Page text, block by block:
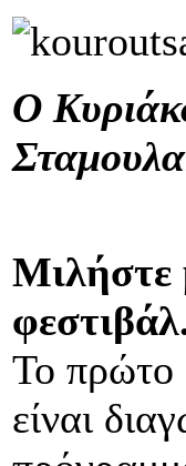
Ο
Μιλήστε
Το πρώτο
είναι